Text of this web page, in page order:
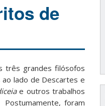
de
três grandes filósofos
lado de Descartes e
e outros trabalhos
Postumamente, foram